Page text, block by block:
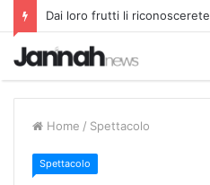
Dai loro frutti li riconoscerete
Home / Spettacolo
Spettacolo